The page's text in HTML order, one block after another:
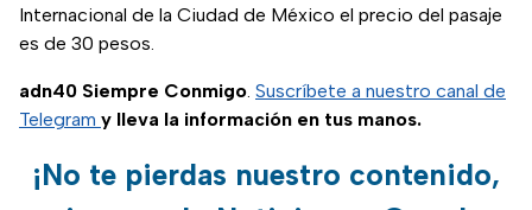
Internacional de la Ciudad de México el precio del pasaje
es de 30 pesos.
adn40 Siempre Conmigo. Suscríbete a nuestro canal de
Telegram y lleva la información en tus manos.
¡No te pierdas nuestro contenido,